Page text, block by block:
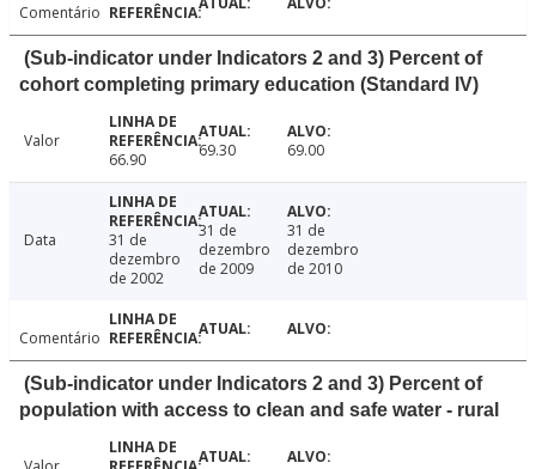
Comentário
(Sub-indicator under Indicators 2 and 3) Percent of
cohort completing primary education (Standard IV)
Valor
66.90
69.30 69.00
Data
31 de
dezembro
de 2002
31 de
dezembro
de 2009
31 de
dezembro
de 2010
Comentário
(Sub-indicator under Indicators 2 and 3) Percent of
population with access to clean and safe water - rural